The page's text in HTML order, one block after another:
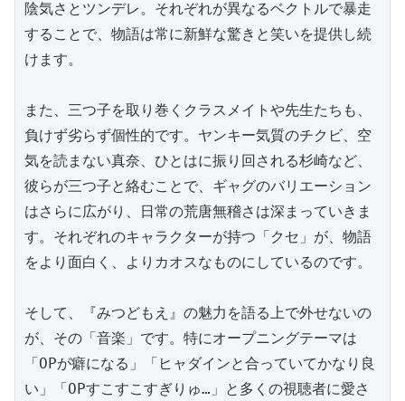
陰気さとツンデレ。それぞれが異なるベクトルで暴走
することで、物語は常に新鮮な驚きと笑いを提供し続
けます。
また、三つ子を取り巻くクラスメイトや先生たちも、
負けず劣らず個性的です。ヤンキー気質のチクビ、空
気を読まない真奈、ひとはに振り回される杉崎など、
彼らが三つ子と絡むことで、ギャグのバリエーション
はさらに広がり、日常の荒唐無稽さは深まっていきま
す。それぞれのキャラクターが持つ「クセ」が、物語
をより面白く、よりカオスなものにしているのです。
そして、『みつどもえ』の魅力を語る上で外せないの
が、その「音楽」です。特にオープニングテーマは
「OPが癖になる」「ヒャダインと合っていてかなり良
い」「OPすこすこすぎりゅ…」と多くの視聴者に愛さ